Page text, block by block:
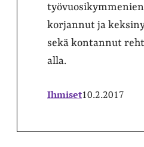
korjannut ja
sekä kontannut
alla.
Ihmiset10.2.2017